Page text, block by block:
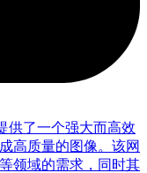
供了一个强大而高效
高质量的图像。该网
领域的需求，同时其